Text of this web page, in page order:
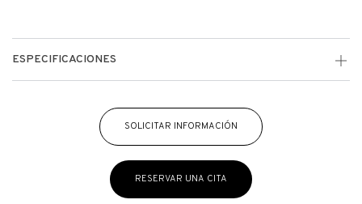
ESPECIFICACIONES
SOLICITAR INFORMACIÓN
RESERVAR UNA CITA